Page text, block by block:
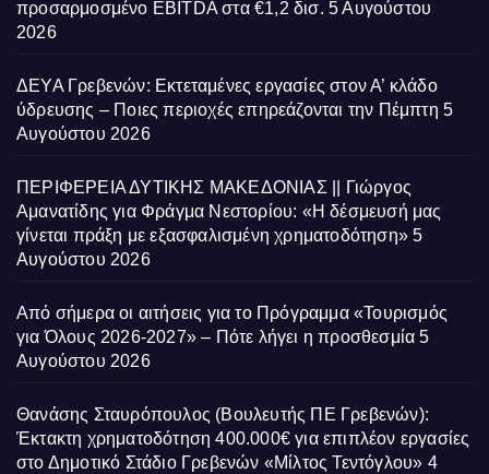
προσαρμοσμένο EBITDA στα €1,2 δισ. 5 Αυγούστου
2026
ΔΕΥΑ Γρεβενών: Εκτεταμένες εργασίες στον Α’ κλάδο
ύδρευσης – Ποιες περιοχές επηρεάζονται την Πέμπτη 5
Αυγούστου 2026
ΠΕΡΙΦΕΡΕΙΑ ΔΥΤΙΚΗΣ ΜΑΚΕΔΟΝΙΑΣ || Γιώργος
Αμανατίδης για Φράγμα Νεστορίου: «Η δέσμευσή μας
γίνεται πράξη με εξασφαλισμένη χρηματοδότηση» 5
Αυγούστου 2026
Από σήμερα οι αιτήσεις για το Πρόγραμμα «Τουρισμός
για Όλους 2026-2027» – Πότε λήγει η προσθεσμία 5
Αυγούστου 2026
Θανάσης Σταυρόπουλος (Βουλευτής ΠΕ Γρεβενών):
Έκτακτη χρηματοδότηση 400.000€ για επιπλέον εργασίες
στο Δημοτικό Στάδιο Γρεβενών «Μίλτος Τεντόγλου» 4